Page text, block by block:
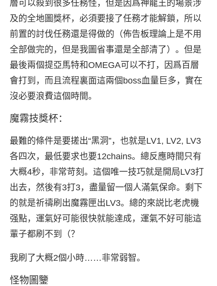
層可以殺到很多任務怪，但是因爲神龍王的場景涉
及的全地圖獎杯，必須要接了任務才能解鎖，所以
前置的討伐任務還是得做的（佈告板理論上是不用
全部做完的，但是我圖省事還是全部清了）。但是
最後兩個提亞馬特和OMEGA可以不打，因爲百層
會打到，而且流程裏面這兩個boss血量巨多，實在
沒必要浪費這個時間。
魔霧技獎杯：
最難的條件是要搓出“黑洞”，也就是LV1, LV2, LV3
各四次，最低要求也要12chains。總反應時間只有
大概4秒，非常苛刻。這個唯一技巧就是開局LV3打
出去，然後有3打3，盡量留一個人滿氣保命。剩下
的就是祈禱刷出魔霧匣出LV3。總的來説比老虎機
强點，運氣好可能很快就能達成，運氣不好可能這
輩子都刷不到（？
我刷了大概2個小時……非常弱智。
怪物圖鑒